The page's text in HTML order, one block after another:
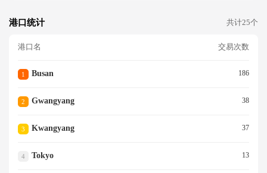
港口统计 共计25个
港口名 交易次数
1 Busan 186
2 Gwangyang 38
3 Kwangyang 37
4 Tokyo 13